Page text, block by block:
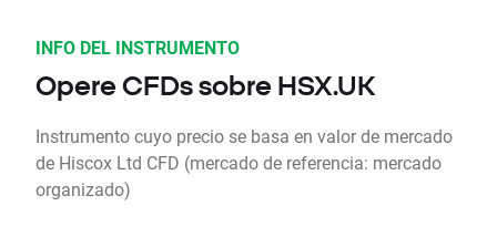
INFO DEL INSTRUMENTO
Opere CFDs sobre HSX.UK
Instrumento cuyo precio se basa en valor de mercado
de Hiscox Ltd CFD (mercado de referencia: mercado
organizado)